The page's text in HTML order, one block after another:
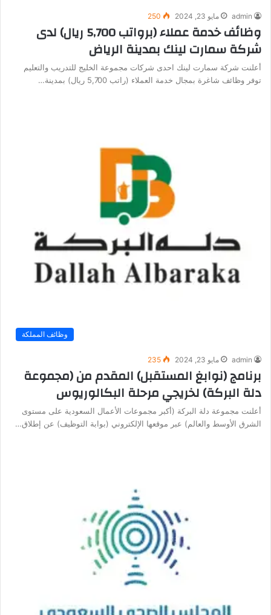
admin مايو 23, 2024 250
وظائف خدمة عملاء (برواتب 5,700 ريال) لدى
شركة سمارت لينك بمدينة الرياض
أعلنت شركة سمارت لينك احدى شركات مجموعة الخليج للتدريب والتعليم
توفر وظائف شاغرة بمجال خدمة العملاء (راتب 5,700 ريال) بمدينة…
وظائف المملكة
admin مايو 23, 2024 235
برنامج (نوابغ المستقبل) المقدم من (مجموعة
دلة البركة) لخريجي مرحلة البكالوريوس
أعلنت مجموعة دلة البركة (أكبر مجموعات الأعمال السعودية على مستوى
الشرق الأوسط والعالم) عبر موقعها الإلكتروني (بوابة التوظيف) عن إطلاق…